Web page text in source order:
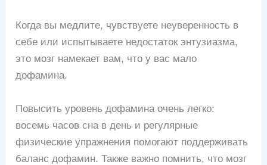
Когда вы медлите, чувствуете неуверенность в
себе или испытываете недостаток энтузиазма,
это мозг намекает вам, что у вас мало
дофамина.
Повысить уровень дофамина очень легко:
восемь часов сна в день и регулярные
физические упражнения помогают поддерживать
баланс дофамин. Также важно помнить, что мозг